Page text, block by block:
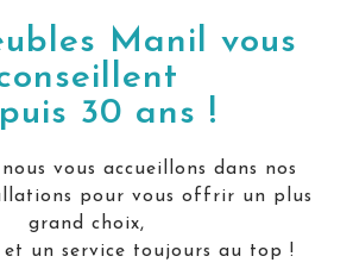
Manil vous
30 ans !
vous accueillons dans nos
pour vous offrir un plus
grand choix,
et un service toujours au top !